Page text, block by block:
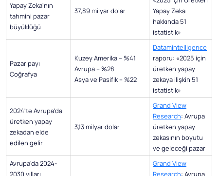
Yapay Zeka'nın
tahmini pazar
büyüklüğü
37,89 milyar dolar
Yapay Zeka
hakkında 51
istatistik»
Pazar payı
Coğrafya
Kuzey Amerika – %41
Avrupa – %28
Asya ve Pasifik – %22
Datamintelligence
raporu: «2025 için
üretken yapay
zekaya ilişkin 51
istatistik»
2024'te Avrupa'da
üretken yapay
zekadan elde
edilen gelir
3,13 milyar dolar
Grand View
Research: Avrupa
üretken yapay
zekasının boyutu
ve geleceği pazar
Avrupa'da 2024-
2030 yılları
Grand View
Research: Avrupa